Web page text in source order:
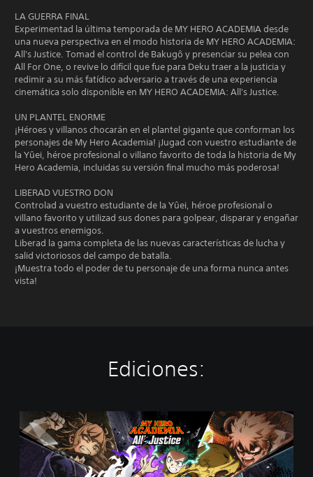
LA GUERRA FINAL
Experimentad la última temporada de MY HERO ACADEMIA desde
una nueva perspectiva en el modo historia de MY HERO ACADEMIA:
All's Justice. Tomad el control de Bakugô y presenciar su pelea con
All For One, o revive lo difícil que fue para Deku traer a la justicia y
redimir a su más fatídico adversario a través de una experiencia
cinemática solo disponible en MY HERO ACADEMIA: All's Justice.
UN PLANTEL ENORME
¡Héroes y villanos chocarán en el plantel gigante que conforman los
personajes de My Hero Academia! ¡Jugad con vuestro estudiante de
la Yûei, héroe profesional o villano favorito de toda la historia de My
Hero Academia, incluidas su versión final mucho más poderosa!
LIBERAD VUESTRO DON
Controlad a vuestro estudiante de la Yûei, héroe profesional o
villano favorito y utilizad sus dones para golpear, disparar y engañar
a vuestros enemigos.
Liberad la gama completa de las nuevas características de lucha y
salid victoriosos del campo de batalla.
¡Muestra todo el poder de tu personaje de una forma nunca antes
vista!
Ediciones:
d
i
c